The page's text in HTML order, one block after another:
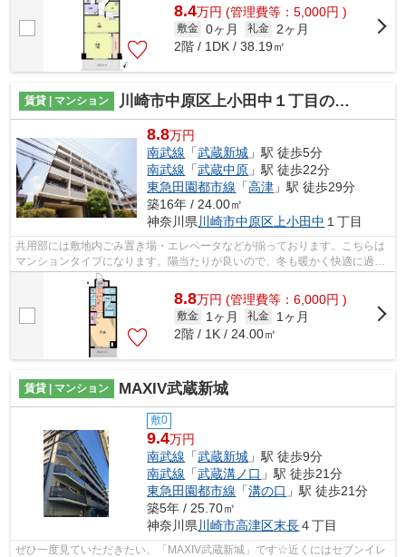
8.4万円 (管理費等：5,000円 )
敷金 0ヶ月 礼金
2ヶ月
2階 / 1DK / 38.19㎡
賃貸 | マンション 川崎市中原区上小田中１丁目のマンション
8.8万円
南武線 「武蔵新城 」駅 徒歩5分
南武線 「武蔵中原 」駅 徒歩22分
東急田園都市線 「高津 」駅 徒歩29分
築16年 / 24.00㎡
神奈川県 川崎市中原区 上小田中 １丁目
共用部には敷地内ごみ置き場・エレベータなどが揃っております。こちらは
マンションタイプになります。陽当たりが良いので、冬も暖かく快適に過ご
すことができます。徒歩5分で駅にアク...
8.8万円 (管理費等：6,000円 )
敷金 1ヶ月 礼金
1ヶ月
2階 / 1K / 24.00㎡
賃貸 | マンション MAXIV武蔵新城
敷0
9.4万円
南武線 「武蔵新城 」駅 徒歩9分
南武線 「武蔵溝ノ口 」駅 徒歩21分
東急田園都市線 「溝の口 」駅 徒歩21分
築5年 / 25.70㎡
神奈川県 川崎市高津区末長４丁目
ぜひ一度見ていただきたい、「MAXIV武蔵新城」です☆近くにはセブンイレ